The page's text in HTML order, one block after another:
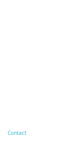
Contact